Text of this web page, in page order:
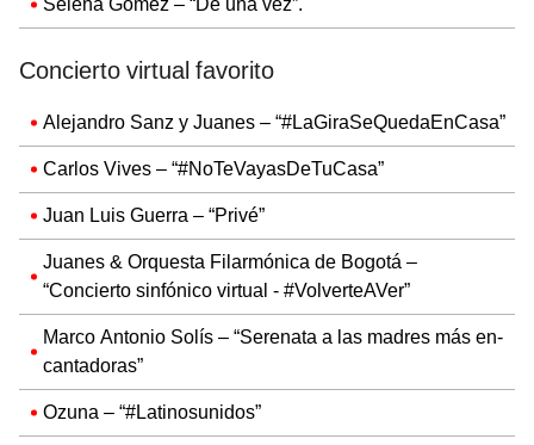
Concierto virtual favorito
Alejandro Sanz y Juanes – “#LaGiraSeQuedaEnCasa”
Carlos Vives – “#NoTeVayasDeTuCasa”
Juan Luis Guerra – “Privé”
Juanes & Orquesta Filarmónica de Bogotá –
“Concierto sinfónico virtual - #VolverteAVer”
Marco Antonio Solís – “Serenata a las madres más en-
cantadoras”
Ozuna – “#Latinosunidos”